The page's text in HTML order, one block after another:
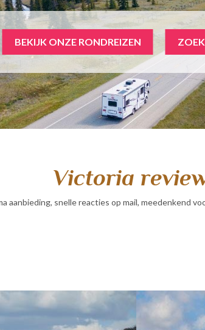
BEKIJK ONZE RONDREIZEN
Victoria
aanbieding, snelle reacties op mail, meedenkend